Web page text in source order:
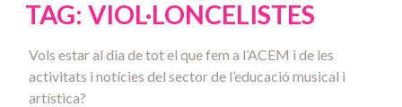
TAG: VIOL·LONCELISTES
Vols estar al dia de tot el que fem a l’ACEM i de les
activitats i notícies del sector de l’educació musical i
artística?